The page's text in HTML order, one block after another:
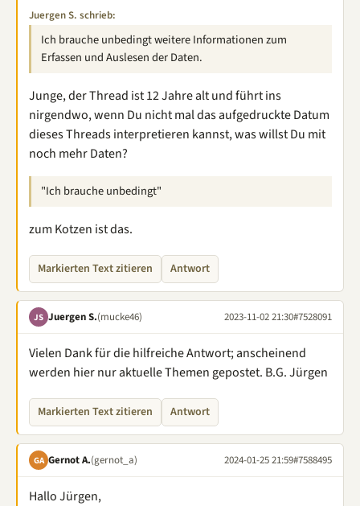
Juergen S. schrieb:
Ich brauche unbedingt weitere Informationen zum
Erfassen und Auslesen der Daten.
Junge, der Thread ist 12 Jahre alt und führt ins
nirgendwo, wenn Du nicht mal das aufgedruckte Datum
dieses Threads interpretieren kannst, was willst Du mit
noch mehr Daten?
"Ich brauche unbedingt"
zum Kotzen ist das.
Markierten Text zitieren Antwort
JS Juergen S.(mucke46) 2023-11-02 21:30#7528091
Vielen Dank für die hilfreiche Antwort; anscheinend
werden hier nur aktuelle Themen gepostet. B.G. Jürgen
Markierten Text zitieren Antwort
GA Gernot A.(gernot_a) 2024-01-25 21:59#7588495
Hallo Jürgen,